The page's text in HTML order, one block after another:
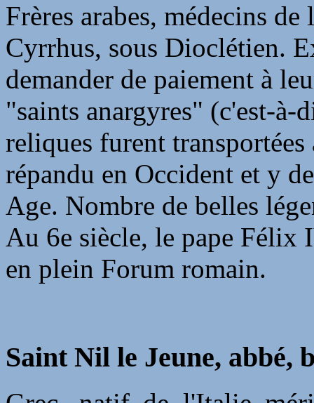
Frères arabes, médecins
Cyrrhus, sous Dioclétien.
demander de paiement à
"saints anargyres" (c'est-à-
reliques furent
répandu en Occident et y
Age. Nombre de belles
Au 6e siècle, le pape Félix
en plein Forum romain.
Saint Nil le Jeune, abbé,